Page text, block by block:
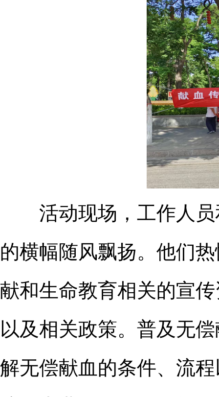
活动现场，工作人
的横幅随风飘扬。他们
献和生命教育相关的宣
以及相关政策。普及无
解无偿献血的条件、流